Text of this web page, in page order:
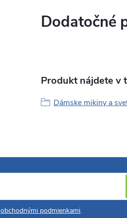
Dodatočné
Produkt nájdete v
Dámske mikiny a
obchodnými podmienkami.